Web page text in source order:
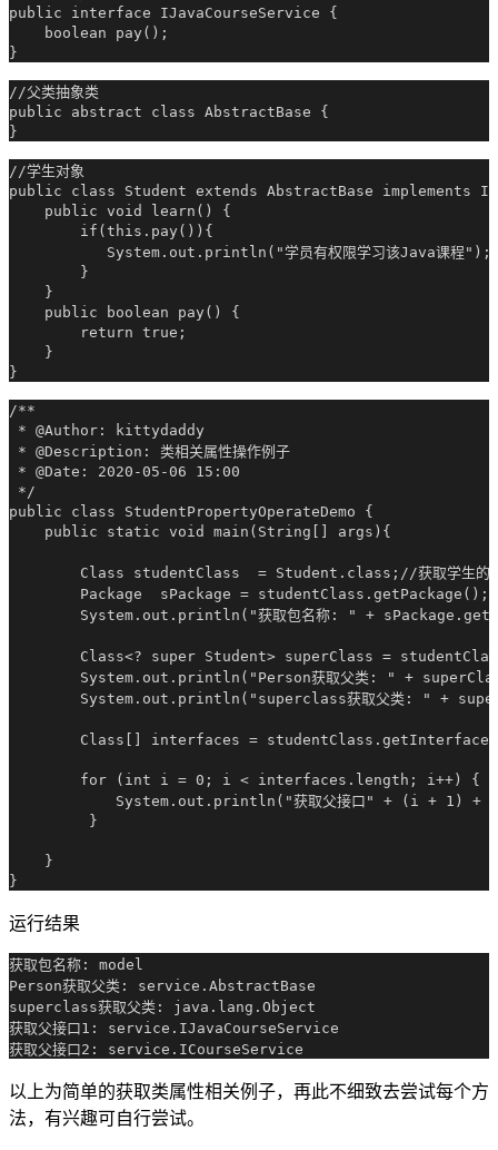
public interface IJavaCourseService {
    boolean pay();
//父类抽象类
public abstract class AbstractBase {
//学生对象
public class Student extends AbstractBase implements
    public void learn() {
        if(this.pay()){
           System.out.println("学员有权限学习该Java课程");
        }
    }
    public boolean pay() {
        return true;
    }
/**
* @Author: kittydaddy
* @Description: 类相关属性操作例子
* @Date: 2020-05-06 15:00
*/
public class StudentPropertyOperateDemo {
    public static void main(String[] args){
Class studentClass  = Student.class;//获取学生的
Package  sPackage = studentClass.getPackage();//
System.out.println("获取包名称: " +
Class<? super Student> superClass =
System.out.println("Person获取父类: " +
System.out.println("superclass获取父类: " +
Class[] interfaces =
        for (int i = 0; i < interfaces.length; i++) {
System.out.println("获取父接口" + (i + 1) +
         }
    }
运行结果
获取包名称: model
Person获取父类: service.AbstractBase
superclass获取父类: java.lang.Object
获取父接口1: service.IJavaCourseService
以上为简单的获取类属性相关例子，再此不细致去尝试每个方
法，有兴趣可自行尝试。